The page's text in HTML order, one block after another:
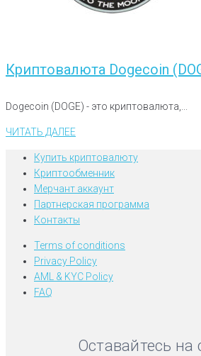
Криптовалюта Dogecoin
Dogecoin (DOGE) - это криптовалюта,...
ЧИТАТЬ ДАЛЕЕ
Купить криптовалюту
Криптообменник
Мерчант аккаунт
Партнерская программа
Контакты
Terms of conditions
Privacy Policy
AML & KYC Policy
FAQ
Оставайтесь на